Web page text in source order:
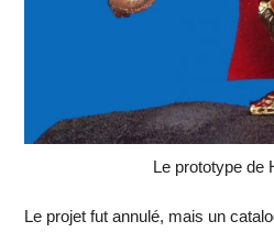
Le prototype de
Le projet fut annulé, mais un